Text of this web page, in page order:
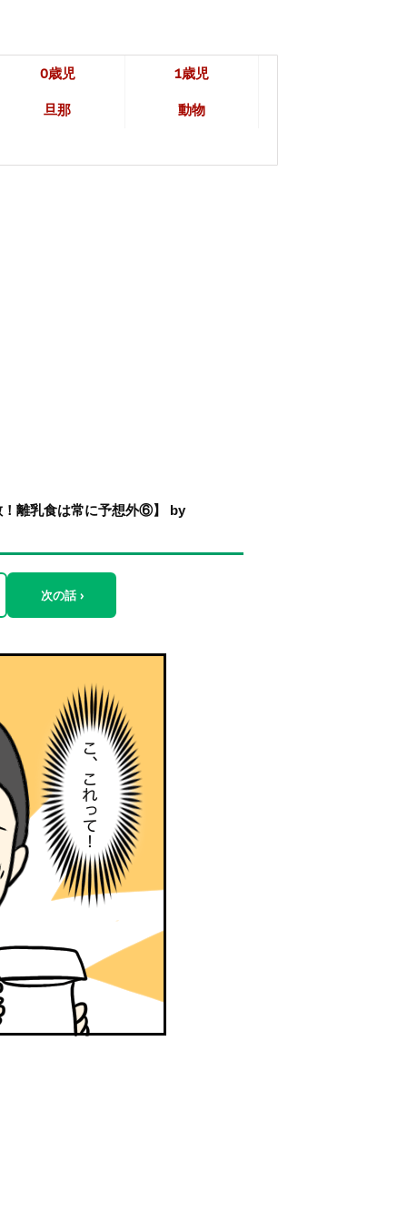
0歳児 1歳児
旦那 動物
！離乳食は常に予想外⑥】 by
次の話 ›